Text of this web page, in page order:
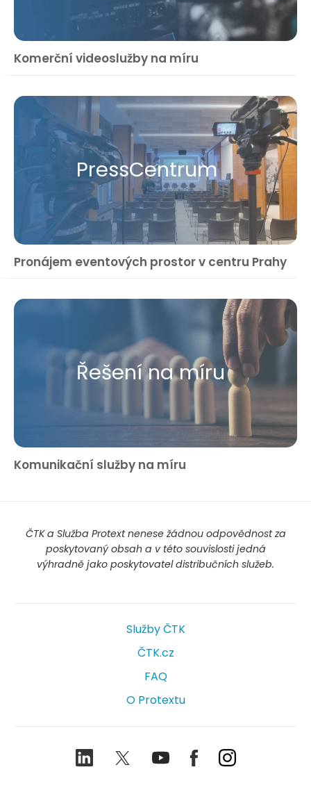
Komerční videoslužby na míru
Press​Centrum
Pronájem eventových prostor v centru Prahy
Řešení na míru
Komunikační služby na míru
ČTK a Služba Protext nenese žádnou odpovědnost za
poskytovaný obsah a v této souvislosti jedná
výhradně jako poskytovatel distribučních služeb.
Služby ČTK
ČTK.cz
FAQ
O Protextu
LinkedIn TwitterYoutubeFacebookInstagram